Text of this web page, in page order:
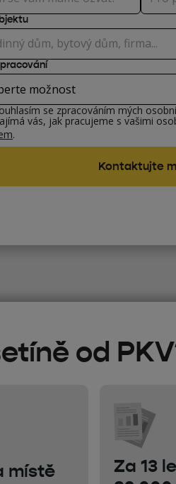
se zpracováním mých
vás, jak pracujeme s vašimi
.
od
místě
Za 13